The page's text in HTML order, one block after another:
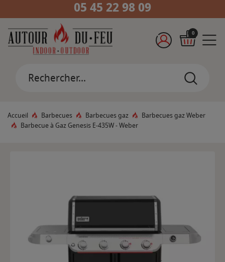
05 45 22 98 09
0
Accueil Barbecues Barbecues gaz
Barbecues gaz Weber
Barbecue à Gaz Genesis E-435W - Weber